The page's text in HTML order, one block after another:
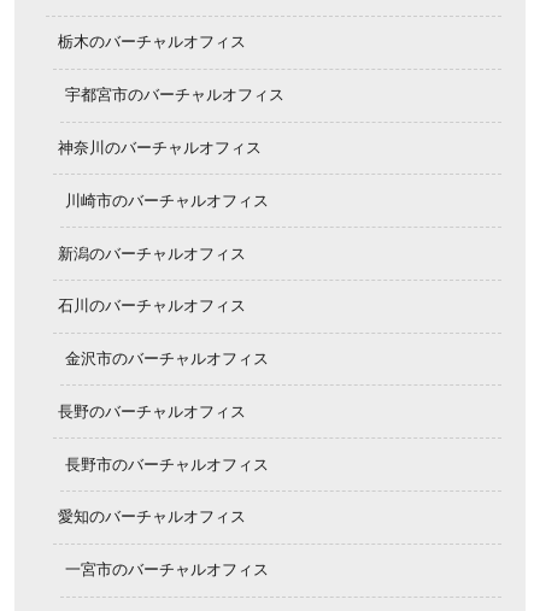
栃木のバーチャルオフィス
宇都宮市のバーチャルオフィス
神奈川のバーチャルオフィス
川崎市のバーチャルオフィス
新潟のバーチャルオフィス
石川のバーチャルオフィス
金沢市のバーチャルオフィス
長野のバーチャルオフィス
長野市のバーチャルオフィス
愛知のバーチャルオフィス
一宮市のバーチャルオフィス